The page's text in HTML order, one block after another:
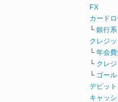
FX
カード
└ 銀行系
クレジ
└ 年会
└ クレ
└ ゴー
デビッ
キャッ